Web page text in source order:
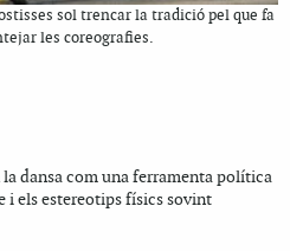
sol trencar la tradició pel que fa
les coreografies.
la dansa com una ferramenta política
i els estereotips físics sovint